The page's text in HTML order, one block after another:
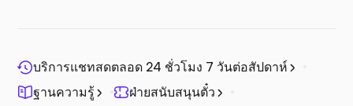
บริการแชทสดตลอด 24 ชั่วโมง 7 วันต่อสัปดาห์
ฐานความรู้
ฝ่ายสนับสนุนตั๋ว